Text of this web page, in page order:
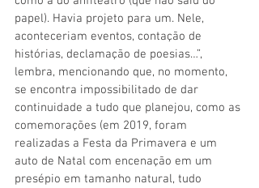
papel). Havia projeto para um. Nele,
aconteceriam eventos, contação de
histórias, declamação de poesias…”,
lembra, mencionando que, no momento,
se encontra impossibilitado de dar
continuidade a tudo que planejou, como as
comemorações (em 2019, foram
realizadas a Festa da Primavera e um
auto de Natal com encenação em um
presépio em tamanho natural, tudo